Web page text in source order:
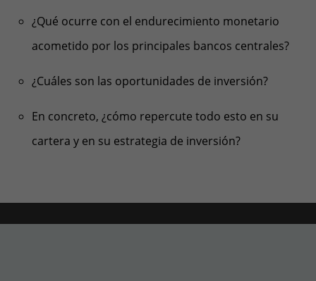
¿Qué ocurre con el endurecimiento monetario
acometido por los principales bancos centrales?
¿Cuáles son las oportunidades de inversión?
En concreto, ¿cómo repercute todo esto en su
cartera y en su estrategia de inversión?